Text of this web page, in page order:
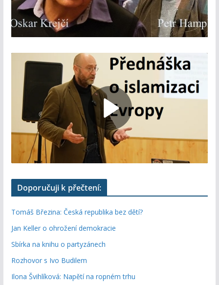
Doporučuji k přečtení:
Tomáš Březina: Česká republika bez dětí?
Jan Keller o ohrožení demokracie
Sbírka na knihu o partyzánech
Rozhovor s Ivo Budilem
Ilona Švihlíková: Napětí na ropném trhu